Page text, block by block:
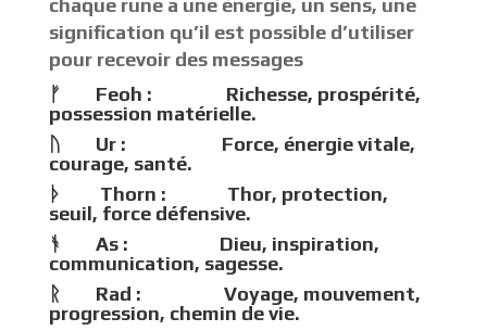
chaque rune a une énergie, un sens, une
signification qu’il est possible d’utiliser
pour recevoir des messages
ᚠ Feoh : Richesse, prospérité,
possession matérielle.
ᚢ Ur : Force, énergie vitale,
courage, santé.
ᚦ Thorn : Thor, protection,
seuil, force défensive.
ᚬ As : Dieu, inspiration,
communication, sagesse.
ᚱ Rad : Voyage, mouvement,
progression, chemin de vie.